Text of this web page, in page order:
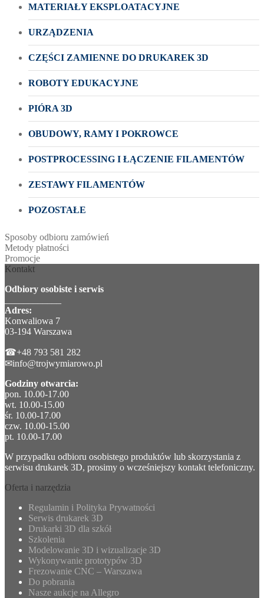
MATERIAŁY EKSPLOATACYJNE
URZĄDZENIA
CZĘŚCI ZAMIENNE DO DRUKAREK 3D
ROBOTY EDUKACYJNE
PIÓRA 3D
OBUDOWY, RAMY I POKROWCE
POSTPROCESSING I ŁĄCZENIE FILAMENTÓW
ZESTAWY FILAMENTÓW
POZOSTAŁE
Sposoby odbioru zamówień
Metody płatności
Promocje
Kontakt
Odbiory osobiste i serwis
Adres:
Konwaliowa 7
03-194 Warszawa
☎+48 793 581 282
✉info@trojwymiarowo.pl
Godziny otwarcia:
pon. 10.00-17.00
wt. 10.00-15.00
śr. 10.00-17.00
czw. 10.00-15.00
pt. 10.00-17.00
W przypadku odbioru osobistego produktów lub skorzystania z
serwisu drukarek 3D, prosimy o wcześniejszy kontakt telefoniczny.
Oferta i narzędzia
Regulamin i Polityka Prywatności
Serwis drukarek 3D
Drukarki 3D dla szkół
Szkolenia
Modelowanie 3D i wizualizacje 3D
Wykonywanie prototypów 3D
Frezowanie CNC – Warszawa
Do pobrania
Nasze aukcje na Allegro